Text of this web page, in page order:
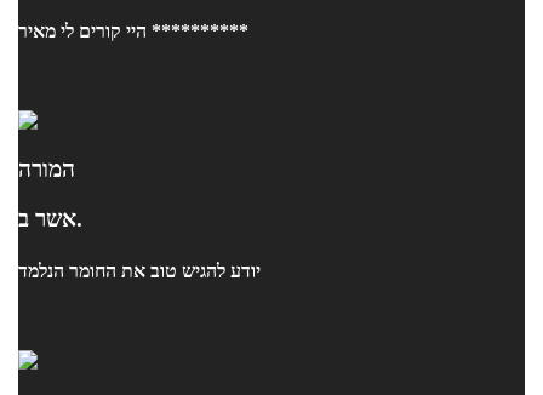
היי קורים לי מאיר **********
המורה
אשר ב.
יודע להגיש טוב את החומר הנלמד